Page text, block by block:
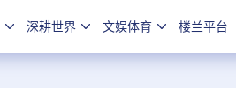
深耕世界 文娱体育 楼兰平台